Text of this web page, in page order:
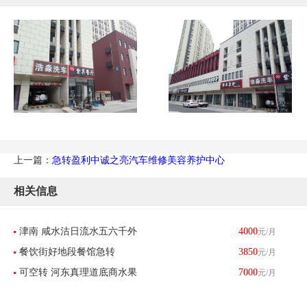
上一篇： 急转盈利中诚之亮汽车维修美容养护中心
相关信息
津南 咸水沽日流水五六千外
卖餐馆带生意转让 酒楼餐饮
4000元/月
餐饮街好地段餐馆急转 3850元/月
可空转 河东真理道底商水果 7000元/月